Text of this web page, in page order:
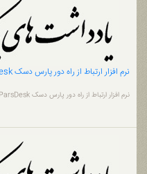
نرم افزار ارتباط از راه دور پارس دسک ParsDesk
نرم افزار ارتباط از راه دور پارس دسک ParsDesk